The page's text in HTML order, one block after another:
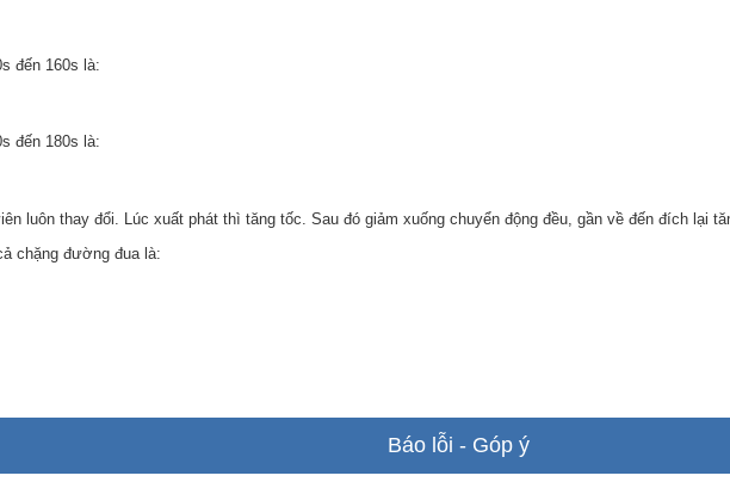
đến 160s là:
đến 180s là:
luôn thay đổi. Lúc xuất phát thì tăng tốc. Sau đó giảm xuống chuyển động đều, gần về đến đích lại
chặng đường đua là:
Báo lỗi - Góp ý